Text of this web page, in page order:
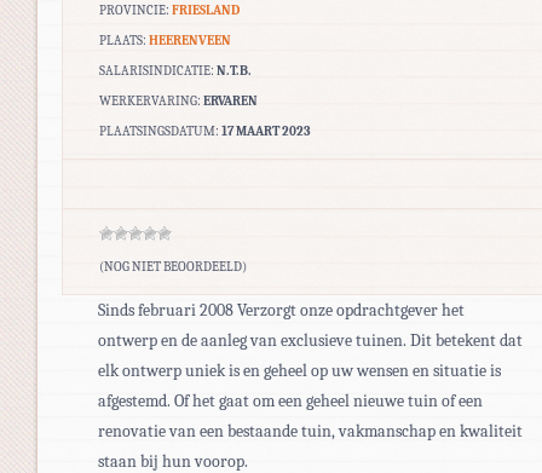
PROVINCIE: FRIESLAND
PLAATS: HEERENVEEN
SALARISINDICATIE: N.T.B.
WERKERVARING: ERVAREN
PLAATSINGSDATUM: 17 MAART 2023
(NOG NIET BEOORDEELD)
Sinds februari 2008 Verzorgt onze opdrachtgever het
ontwerp en de aanleg van exclusieve tuinen. Dit betekent dat
elk ontwerp uniek is en geheel op uw wensen en situatie is
afgestemd. Of het gaat om een geheel nieuwe tuin of een
renovatie van een bestaande tuin, vakmanschap en kwaliteit
staan bij hun voorop.